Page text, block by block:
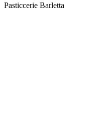
Pasticcerie Barletta